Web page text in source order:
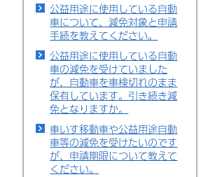
公益用途に使用している自動
車について、減免対象と申請
手続を教えてください。
公益用途に使用している自動
車の減免を受けていました
が、自動車を車検切れのまま
保有しています。引き続き減
免となりますか。
車いす移動車や公益用途自動
車等の減免を受けたいのです
が、申請期限について教えて
ください。